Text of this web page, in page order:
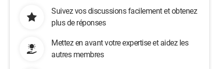
Suivez vos discussions facilement et obtenez
plus de réponses
Mettez en avant votre expertise et aidez les
autres membres